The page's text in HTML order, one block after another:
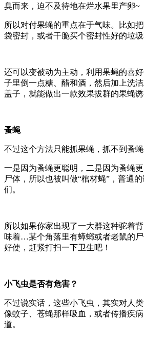
臭而来，迫不及待地在烂水果里产卵~
所以对付果蝇的重点在于气味。比如
袋密封，或者干脆买个密封性好的垃圾
还可以变被动为主动，利用果蝇的喜
子里倒一点糖、醋和酒，然后加上洗
盖子，就能做出一款效果拔群的果蝇
蚤蝇
不过这个方法只能抓果蝇，抓不到蚤
一是因为蚤蝇更聪明，二是因为蚤蝇
尸体，所以也被叫做“棺材蝇”，普通
们。
所以如果你家出现了一大群这种驼着
味着…某个角落里有蟑螂或者老鼠的
好使，赶紧打扫一下卫生吧！
小飞虫是否有危害？
不过说实话，这些小飞虫，其实对人
像蚊子、苍蝇那样吸血，或者传播疾
道。